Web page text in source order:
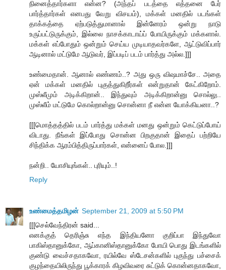
நினைத்தார்களா என்ன? (அந்தப் படத்தை எத்தனை பேர்
பார்த்தார்கள் எனபது வேறு விசயம்), மக்கள் மனதில் படங்கள்
தாக்கத்தை ஏற்படுத்துமானால் இன்னேரம் ஒன்று நாடு
உருப்பட்டுருக்கும், இல்லை நாசக்காடாய்ப் போயிருக்கும் மக்களால்.
மக்கள் எப்போதும் ஒன்றும் செய்ய முடியாதவர்களே, ஆட்டுவிப்பார்
ஆடினால் மட்டுமே ஆடுவர், இப்படிப் படம் பார்த்து அல்ல.]]]
உண்மைதான். ஆனால் எண்ணம்..? அது ஒரு விஷமாச்சே.. அதை
ஏன் மக்கள் மனதில் புகுத்துகிறீர்கள் என்றுதான் கேட்கிறோம்.
முஸ்லீமும் அடிக்கிறான்.. இந்துவும் அடிக்கிறான்னு சொல்லு..
முஸ்லீம் மட்டுமே கொல்றான்னு சொன்னா நீ என்ன யோக்கியனா..?
[[[மொத்தத்தில் படம் பார்த்து மக்கள் மனது ஒன்றும் கெட்டுப்போய்
விடாது. நீங்கள் இப்போது சொன்ன பிறகுதான் இதைப் பற்றியே
சிந்திக்க ஆரம்பித்திருப்பார்கள், என்னைப் போல.]]]
நன்றி.. யோசியுங்கள்.. புரியும்..!
Reply
உண்மைத்தமிழன் September 21, 2009 at 5:50 PM
[[[செல்வேந்திரன் said...
எனக்குத் தெரிஞ்சு எந்த இந்தியனோ குறிப்பா இந்துவோ
பாகிஸ்தானுக்கோ, ஆப்கானிஸ்தானுக்கோ போயி பொது இடங்களில்
குண்டு வைச்சதாகவோ, ரயில்வே ஸ்டேசன்களில் புகுந்து பச்சைக்
குழந்தையிலிருந்து பூக்காரக் கிழவிவரை சுட்டுக் கொன்னதாகவோ,